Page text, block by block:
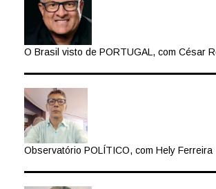
O Brasil visto de PORTUGAL, com César
Observatório POLÍTICO, com Hely Ferreira